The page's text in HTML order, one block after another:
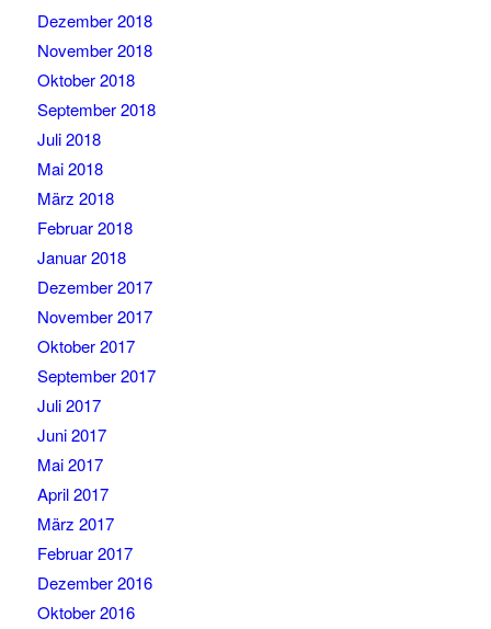
Dezember 2018
November 2018
Oktober 2018
September 2018
Juli 2018
Mai 2018
März 2018
Februar 2018
Januar 2018
Dezember 2017
November 2017
Oktober 2017
September 2017
Juli 2017
Juni 2017
Mai 2017
April 2017
März 2017
Februar 2017
Dezember 2016
Oktober 2016